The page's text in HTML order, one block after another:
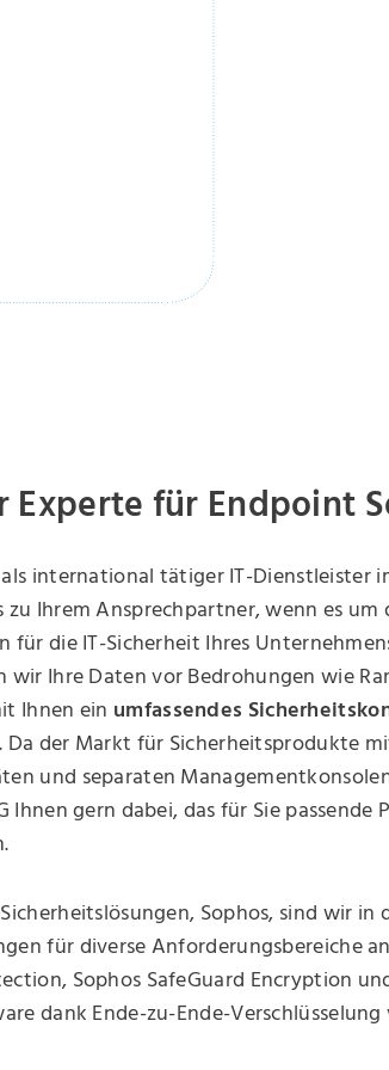
Experte für Endpoint
international tätiger IT-Dienstleister
Ihrem Ansprechpartner, wenn es um
für die IT-Sicherheit Ihres
wir Ihre Daten vor Bedrohungen wie
Ihnen ein umfassendes
der Markt für Sicherheitsprodukte
und separaten Managementkonsolen
gern dabei, das für Sie passende
Sophos, sind wir in
für diverse Anforderungsbereiche
Sophos SafeGuard Encryption
dank Ende-zu-Ende-